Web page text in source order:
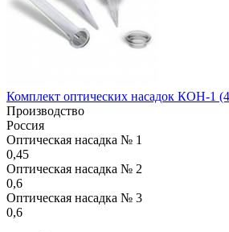
Комплект оптических насадок КОН-1
Производство
Россия
Оптическая насадка № 1
0,45
Оптическая насадка № 2
0,6
Оптическая насадка № 3
0,6